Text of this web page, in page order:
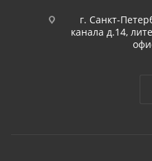
г. Санкт-
канала д.14,